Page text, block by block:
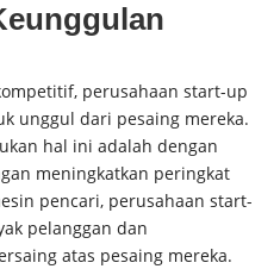
perusahaan start-up
unggul dari pesaing mereka.
hal ini adalah dengan
meningkatkan peringkat
pencari, perusahaan start-
pelanggan dan
atas pesaing mereka.